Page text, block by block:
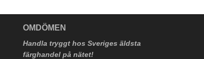
OMDÖMEN
Handla tryggt hos Sveriges äldsta
färghandel på nätet!